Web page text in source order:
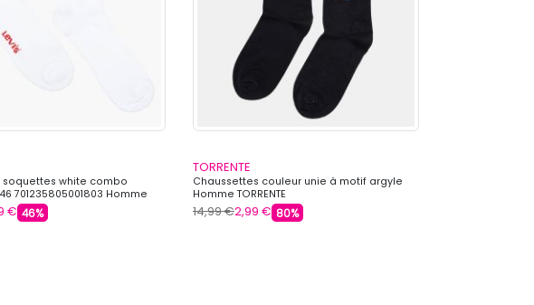
soquettes white combo
701235805001803 Homme
€ 46%
TORRENTE
Chaussettes couleur unie à motif argyle
Homme TORRENTE
14,99 €2,99 € 80%